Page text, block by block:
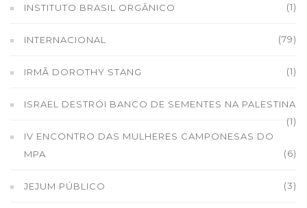
INSTITUTO BRASIL ORGÂNICO (1)
INTERNACIONAL (79)
IRMÃ DOROTHY STANG (1)
ISRAEL DESTRÓI BANCO DE SEMENTES NA PALESTINA
(1)
IV ENCONTRO DAS MULHERES CAMPONESAS DO
MPA
(6)
JEJUM PÚBLICO (3)